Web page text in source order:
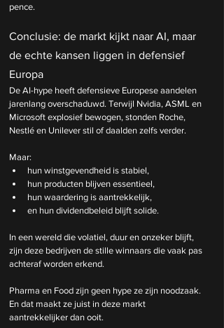
pence.
Conclusie: de markt kijkt naar AI, maar
de echte kansen liggen in defensief
Europa
De AI-hype heeft defensieve Europese aandelen
jarenlang overschaduwd. Terwijl Nvidia, ASML en
Microsoft explosief bewogen, stonden Roche,
Nestlé en Unilever stil of daalden zelfs verder.
Maar:
hun winstgevendheid is stabiel,
hun producten blijven essentieel,
hun waardering is aantrekkelijk,
en hun dividendbeleid blijft solide.
In een wereld die volatiel, duur en onzeker blijft,
zijn deze bedrijven de stille winnaars die vaak pas
achteraf worden erkend.
Pharma en Food zijn geen hype ze zijn noodzaak.
En dat maakt ze juist in deze markt
aantrekkelijker dan ooit.